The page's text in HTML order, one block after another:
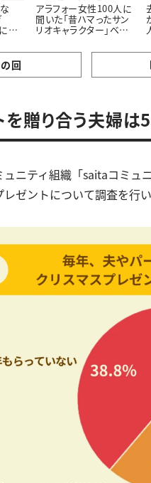
聞
アラフォー女性100人に
聞いた「昔ハマったサン
リオキャラクター」ベス
ーがランクイン
回
を贈り合う夫婦は
ニティ組織「saitaコミュ
ゼントについて調査を行い